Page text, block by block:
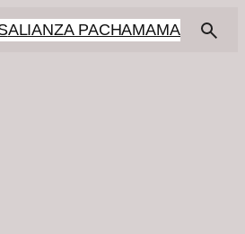
ALIANZA PACHAMAMA